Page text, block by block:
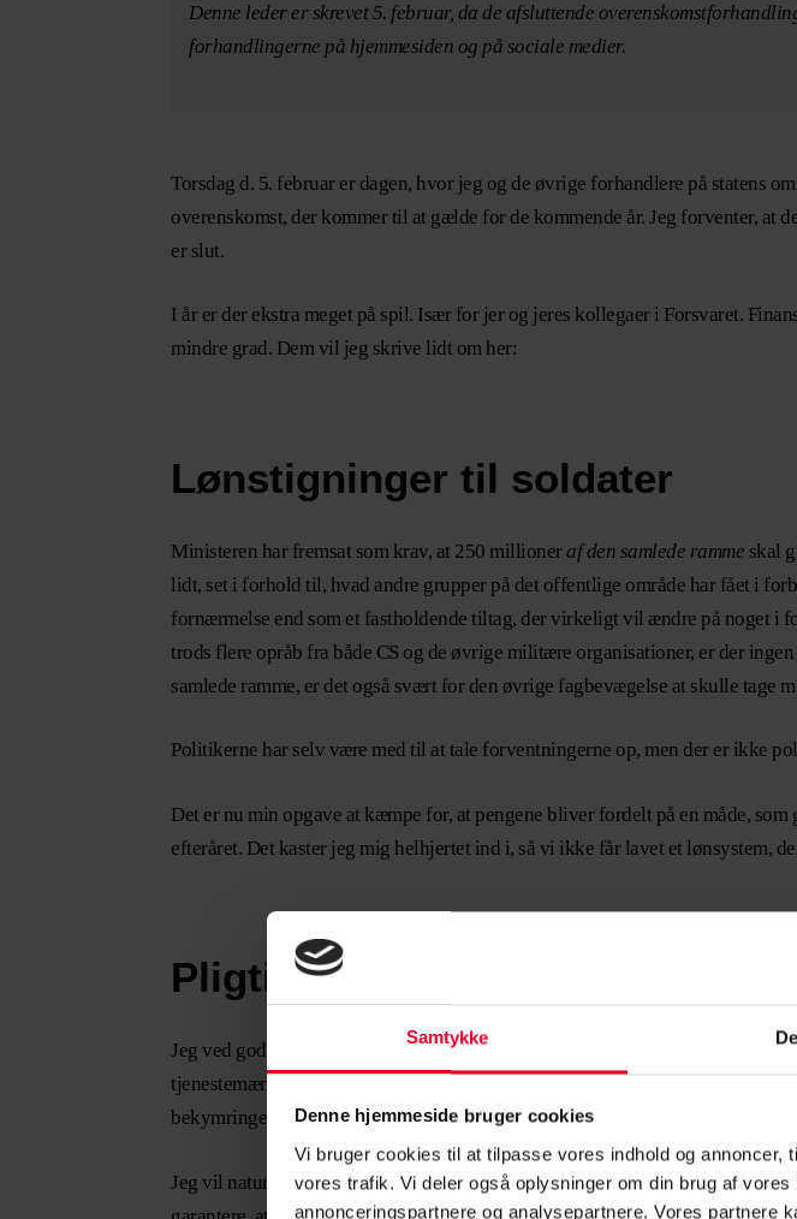
Samtykke
Denne hjemmeside bruger cookies
Vi bruger cookies til at tilpasse vores indhold og
vores trafik. Vi deler også oplysninger om din brug af
annonceringspartnere og analysepartnere. Vores partnere
Denne leder er skrevet 5. februar, da de afsluttende
forhandlingerne på hjemmesiden og på sociale medier.
Torsdag d. 5. februar er dagen, hvor jeg og de øvrige forhandlere på statens
overenskomst, der kommer til at gælde for de kommende år. Jeg forventer,
er slut.
I år er der ekstra meget på spil. Især for jer og jeres kollegaer i Forsvaret.
mindre grad. Dem vil jeg skrive lidt om her:
Lønstigninger til soldater
Ministeren har fremsat som krav, at 250 millioneraf den samlede ramme skal
lidt, set i forhold til, hvad andre grupper på det offentlige område har fået i
fornærmelse end som et fastholdende tiltag, der virkeligt vil ændre på noget i
trods flere opråb fra både CS og de øvrige militære organisationer, er der
samlede ramme, er det også svært for den øvrige fagbevægelse at skulle tage
Politikerne har selv være med til at tale forventningerne op, men der er ikke
Det er nu min opgave at kæmpe for, at pengene bliver fordelt på en måde,
efteråret. Det kaster jeg mig helhjertet ind i, så vi ikke får lavet et lønsystem,
Pligtig afgangsalder
Jeg ved godt, at mange af jer er bekymrede og frustrerede over det krav fra
tjenestemænd. Jeg undlader at kommentere alt for meget på det, da kravet
bekymringen, men vil alligevel råde jer til at forsøge at slå koldt vand i blodet
Jeg vil naturligvis gøre alt der står i min magt for at bevare den pligtige